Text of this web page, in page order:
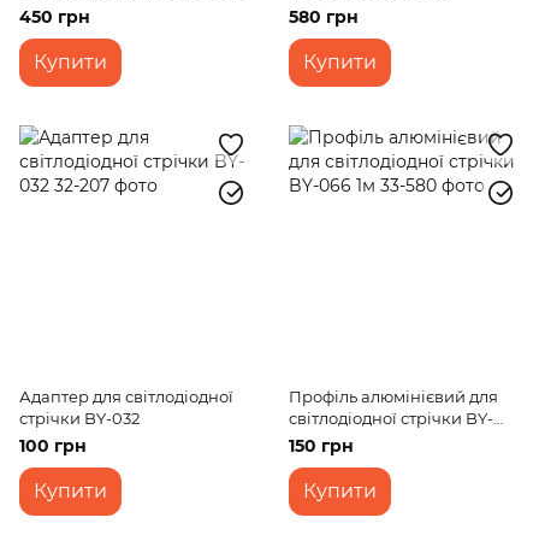
Output led
450 грн
Купити
580 грн
Купити
Адаптер для світлодіодної
стрічки BY-032
100 грн
Купити
Профіль алюмінієвий для
світлодіодної стрічки BY-
066 1м
150 грн
Купити